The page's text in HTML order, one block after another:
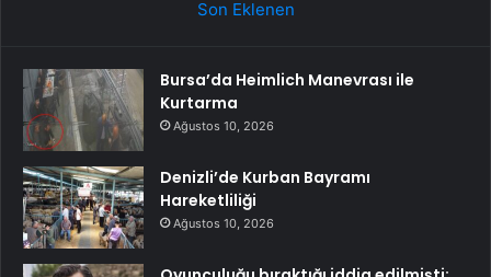
Son Eklenen
Bursa’da Heimlich Manevrası ile
Kurtarma
Ağustos 10, 2026
Denizli’de Kurban Bayramı
Hareketliliği
Ağustos 10, 2026